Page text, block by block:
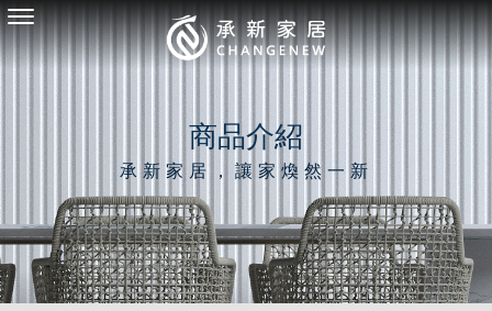
商品介紹